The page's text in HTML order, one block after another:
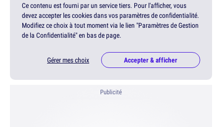
Ce contenu est fourni par un service tiers. Pour l'afficher, vous
devez accepter les cookies dans vos paramètres de confidentialité.
Modifiez ce choix à tout moment via le lien "Paramètres de Gestion
de la Confidentialité" en bas de page.
Gérer mes choix Accepter & afficher
Publicité